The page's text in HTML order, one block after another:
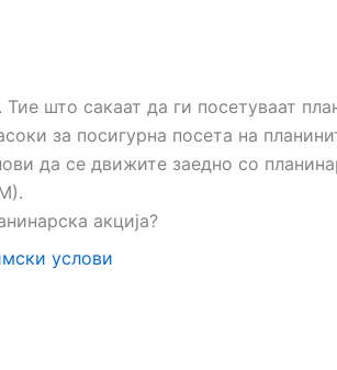
што сакаат да ги посетуваат
за посигурна посета на
да се движите заедно со
акција?
услови